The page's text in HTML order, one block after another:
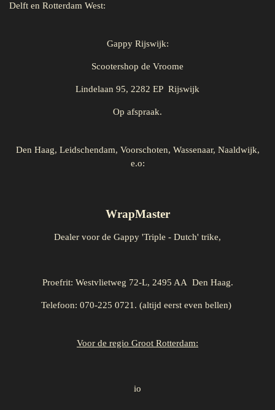
Delft en Rotterdam West:
Gappy Rijswijk:
Scootershop de Vroome
Lindelaan 95, 2282 EP Rijswijk
Op afspraak.
Den Haag, Leidschendam, Voorschoten, Wassenaar, Naaldwijk,
e.o:
WrapMaster
Dealer voor de Gappy 'Triple - Dutch' trike,
Proefrit: Westvlietweg 72-L, 2495 AA Den Haag.
Telefoon: 070-225 0721. (altijd eerst even bellen)
Voor de regio Groot Rotterdam:
io